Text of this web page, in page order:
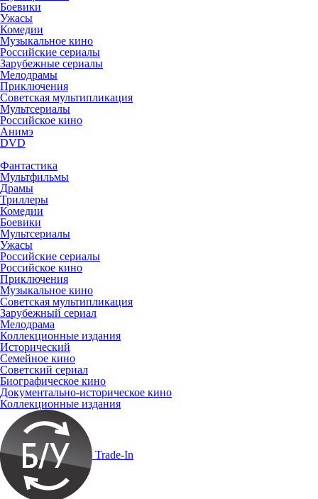
Боевики
Ужасы
Комедии
Музыкальное кино
Российские сериалы
Зарубежные сериалы
Мелодрамы
Приключения
Советская мультипликация
Мультсериалы
Российское кино
Анимэ
DVD
Фантастика
Мультфильмы
Драмы
Триллеры
Комедии
Боевики
Мультсериалы
Ужасы
Российские сериалы
Российское кино
Приключения
Музыкальное кино
Советская мультипликация
Зарубежный сериал
Мелодрама
Коллекционные издания
Исторический
Семейное кино
Советский сериал
Биографическое кино
Документально-историческое кино
Коллекционные издания
Trade-In